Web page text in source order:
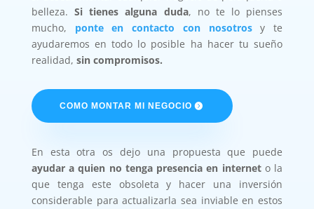
belleza. Si tienes alguna duda, no te lo pienses
mucho, ponte en contacto con nosotrosy te
ayudaremos en todo lo posible ha hacer tu sueño
realidad, sin compromisos.
COMO MONTAR MI NEGOCIO
En esta otra os dejo una propuesta que puede
ayudar a quien no tenga presencia en interneto la
que tenga este obsoleta y hacer una inversión
considerable para actualizarla sea inviable en estos